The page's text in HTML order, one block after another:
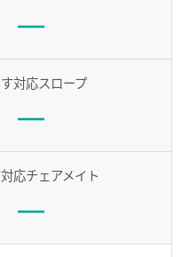
対応スロープ
応チェアメイト